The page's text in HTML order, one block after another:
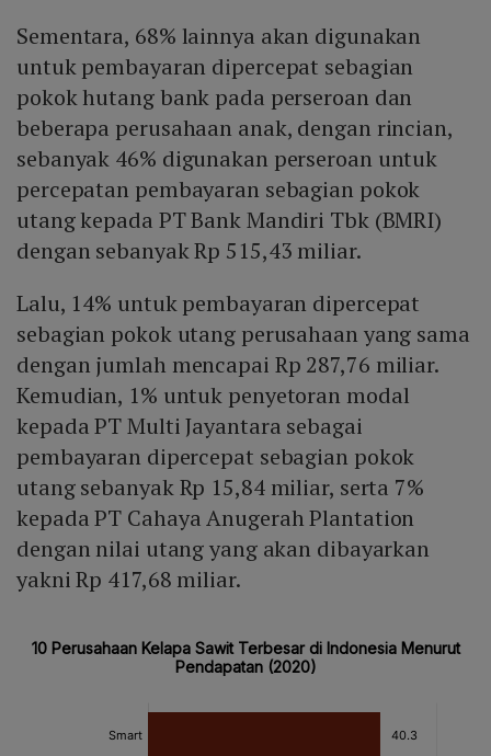
Sementara, 68% lainnya akan digunakan
untuk pembayaran dipercepat sebagian
pokok hutang bank pada perseroan dan
beberapa perusahaan anak, dengan rincian,
sebanyak 46% digunakan perseroan untuk
percepatan pembayaran sebagian pokok
utang kepada PT Bank Mandiri Tbk (BMRI)
dengan sebanyak Rp 515,43 miliar.
Lalu, 14% untuk pembayaran dipercepat
sebagian pokok utang perusahaan yang sama
dengan jumlah mencapai Rp 287,76 miliar.
Kemudian, 1% untuk penyetoran modal
kepada PT Multi Jayantara sebagai
pembayaran dipercepat sebagian pokok
utang sebanyak Rp 15,84 miliar, serta 7%
kepada PT Cahaya Anugerah Plantation
dengan nilai utang yang akan dibayarkan
yakni Rp 417,68 miliar.